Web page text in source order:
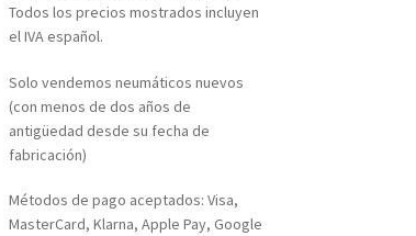
Todos los precios mostrados incluyen
el IVA español.
Solo vendemos neumáticos nuevos
(con menos de dos años de
antigüedad desde su fecha de
fabricación)
Métodos de pago aceptados: Visa,
MasterCard, Klarna, Apple Pay, Google